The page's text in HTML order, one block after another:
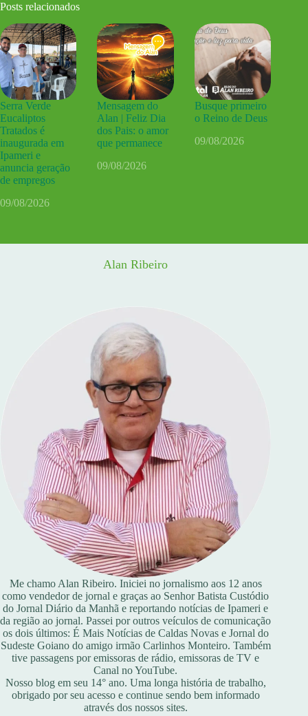
Posts relacionados
Serra Verde
Eucaliptos
Tratados é
inaugurada em
Ipameri e
anuncia geração
de empregos
09/08/2026
Mensagem do
Alan | Feliz Dia
dos Pais: o amor
que permanece
09/08/2026
Busque primeiro
o Reino de Deus
09/08/2026
Alan Ribeiro
Me chamo Alan Ribeiro. Iniciei no jornalismo aos 12 anos
como vendedor de jornal e graças ao Senhor Batista Custódio
do Jornal Diário da Manhã e reportando notícias de Ipameri e
da região ao jornal. Passei por outros veículos de comunicação
os dois últimos: É Mais Notícias de Caldas Novas e Jornal do
Sudeste Goiano do amigo irmão Carlinhos Monteiro. Também
tive passagens por emissoras de rádio, emissoras de TV e
Canal no YouTube.
Nosso blog em seu 14° ano. Uma longa história de trabalho,
obrigado por seu acesso e continue sendo bem informado
através dos nossos sites.